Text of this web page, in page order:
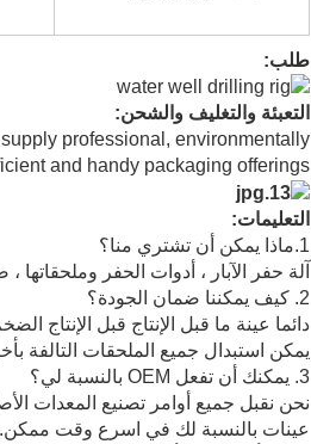
طلب:
التعبئة والتغليف والشحن:
professional, environmentally
and handy packaging offerings
التعليمات:
1.ماذا يمكن أن تشتري منا؟
آلة حفر الآبار ، أدوات الحفر وملحقاتها
2. كيف يمكننا ضمان الجودة؟
دائما عينة ما قبل الإنتاج قبل الإنتاج
يمكن استبدال جميع الملحقات التالفة
3. يمكنك أن تفعل OEM بالنسبة لي؟
عينات بالنسبة لك في اسرع وقت ممكن.